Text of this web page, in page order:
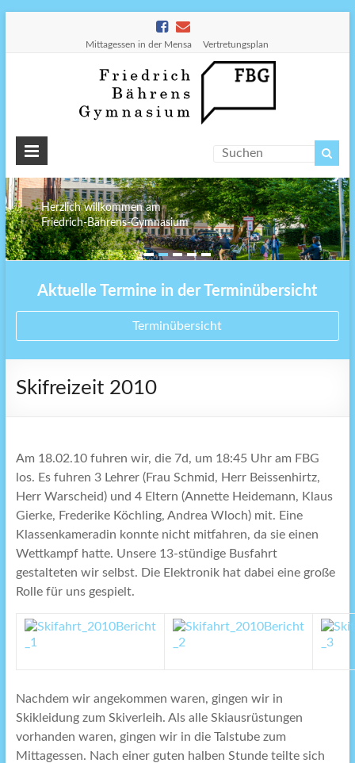
Mittagessen in der Mensa Vertretungsplan
Herzlich willkommen am
Friedrich-Bährens-Gymnasium
Aktuelle Termine in der Terminübersicht
Terminübersicht
Skifreizeit 2010
Am 18.02.10 fuhren wir, die 7d, um 18:45 Uhr am FBG
los. Es fuhren 3 Lehrer (Frau Schmid, Herr Beissenhirtz,
Herr Warscheid) und 4 Eltern (Annette Heidemann, Klaus
Gierke, Frederike Köchling, Andrea Wloch) mit. Eine
Klassenkameradin konnte nicht mitfahren, da sie einen
Wettkampf hatte. Unsere 13-stündige Busfahrt
gestalteten wir selbst. Die Elektronik hat dabei eine große
Rolle für uns gespielt.
Nachdem wir angekommen waren, gingen wir in
Skikleidung zum Skiverleih. Als alle Skiausrüstungen
vorhanden waren, gingen wir in die Talstube zum
Mittagessen. Nach einer guten halben Stunde teilte sich